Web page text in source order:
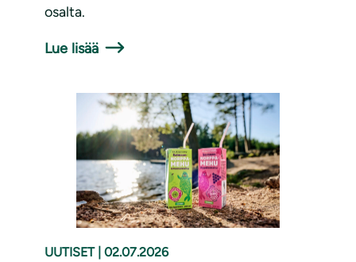
osalta.
Lue lisää
UUTISET 02.07.2026